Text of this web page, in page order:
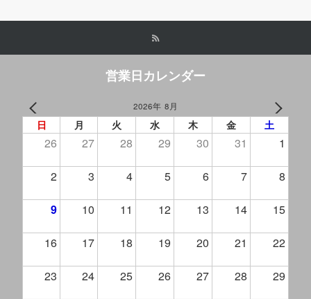
営業日カレンダー
2026年 8月
日 月 火 水 木 金 土
26 27 28 29 30 31 1
2 3 4 5 6 7 8
9 10 11 12 13 14 15
16 17 18 19 20 21 22
23 24 25 26 27 28 29